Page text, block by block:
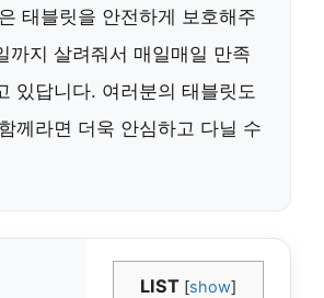
태블릿을 안전하게 보호해주
까지 살려줘서 매일매일 만족
있답니다. 여러분의 태블릿도
께라면 더욱 안심하고 다닐 수
LIST [show]